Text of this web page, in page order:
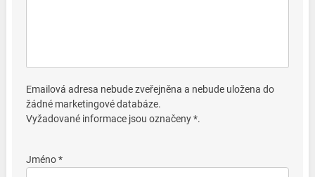
Emailová adresa nebude zveřejněna a nebude uložena do
žádné marketingové databáze.
Vyžadované informace jsou označeny *.
Jméno *